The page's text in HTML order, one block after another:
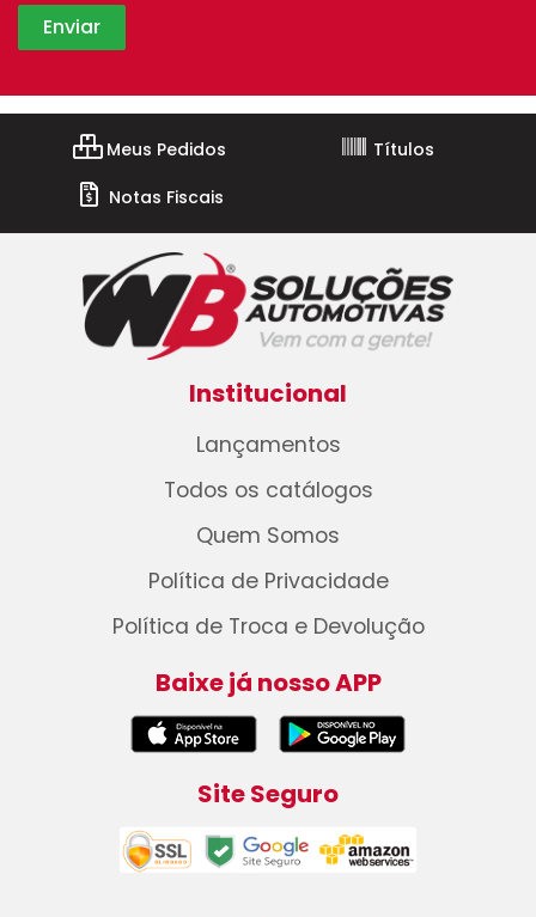
Meus Pedidos
Títulos
Notas Fiscais
Institucional
Lançamentos
Todos os catálogos
Quem Somos
Política de Privacidade
Política de Troca e Devolução
Baixe já nosso APP
Site Seguro